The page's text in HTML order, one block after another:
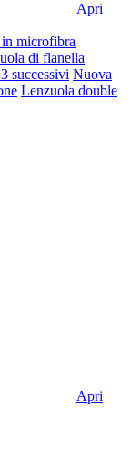
Apri
microfibra
di flanella
successivi Nuova
Lenzuola double
Apri